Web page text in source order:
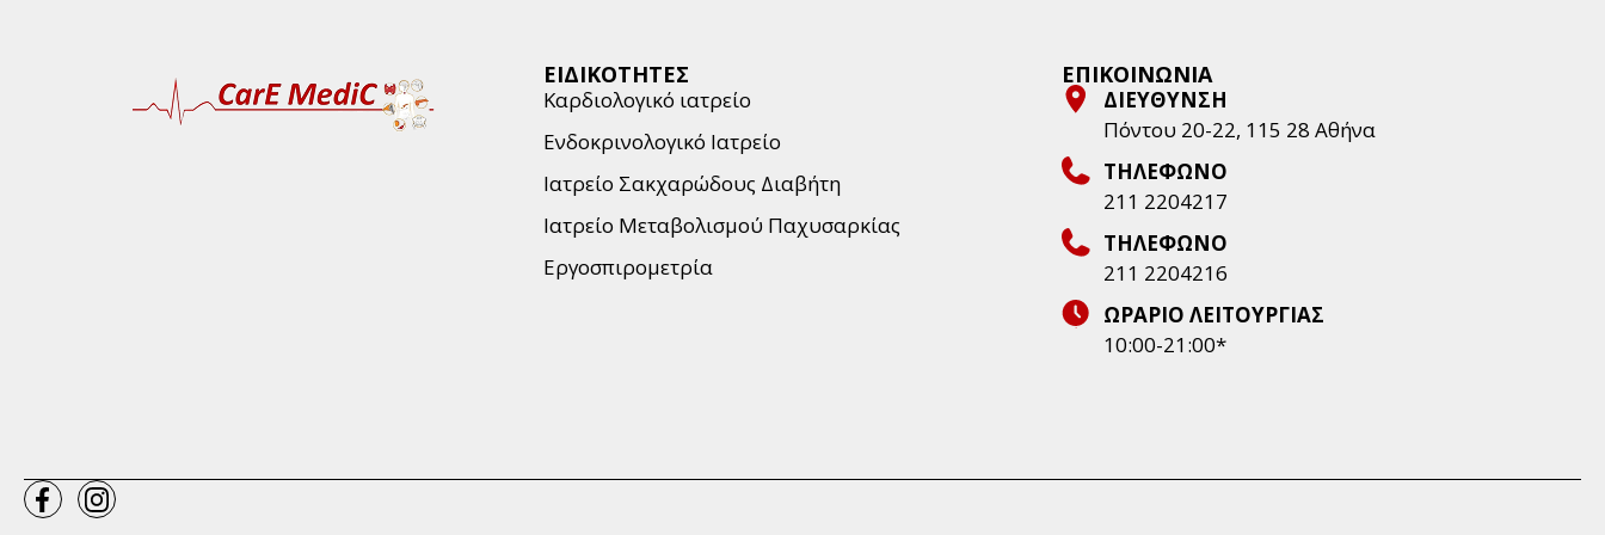
κλινικες μελετες βρηκε τη λυση. Ειχα
αλλαξει αρκετους γιατρους, ευτυχης
που την βρηκα.
την επιλογή μου να την επισκεφτώ.
άκουσε αυτά που είχα στο μυαλό μου
και μετά με τις γνώσεις της και τον
τρόπο της μου τα έβαλε και σε σωστή
σειρά.  Την συνιστώ ανεπιφύλακτα!
ΕΙΔΙΚΟΤΗΤΕΣ
Καρδιολογικό ιατρείο
Ενδοκρινολογικό Ιατρείο
Ιατρείο Σακχαρώδους Διαβήτη
Ιατρείο Μεταβολισμού Παχυσαρκίας
Εργοσπιρομετρία
ΕΠΙΚΟΙΝΩΝΙΑ
ΔΙΕΥΘΥΝΣΗ
Πόντου 20-22, 115 28 Aθήνα
ΤΗΛΕΦΩΝΟ
211 2204217
ΤΗΛΕΦΩΝΟ
211 2204216
ΩΡΑΡΙΟ ΛΕΙΤΟΥΡΓΙΑΣ
10:00-21:00*